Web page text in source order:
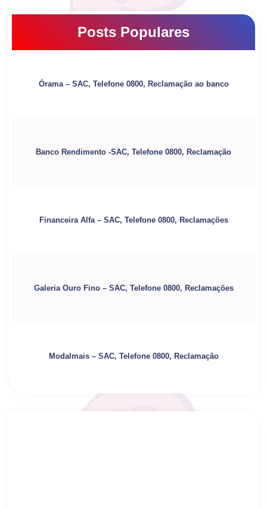
Posts Populares
Órama – SAC, Telefone 0800, Reclamação ao banco
Banco Rendimento -SAC, Telefone 0800, Reclamação
Financeira Alfa – SAC, Telefone 0800, Reclamações
Galeria Ouro Fino – SAC, Telefone 0800, Reclamações
Modalmais – SAC, Telefone 0800, Reclamação